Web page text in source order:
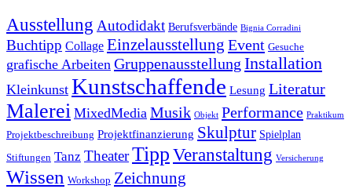
Ausstellung Autodidakt Berufsverbände Bignia Corradini
Buchtipp Collage Einzelausstellung Event Gesuche
grafische Arbeiten Gruppenausstellung Installation
Kleinkunst Kunstschaffende Lesung Literatur
Malerei MixedMedia Musik Objekt Performance Praktikum
Projektbeschreibung Projektfinanzierung Skulptur Spielplan
Stiftungen Tanz TheaterTippVeranstaltung Versicherung
Wissen Workshop Zeichnung